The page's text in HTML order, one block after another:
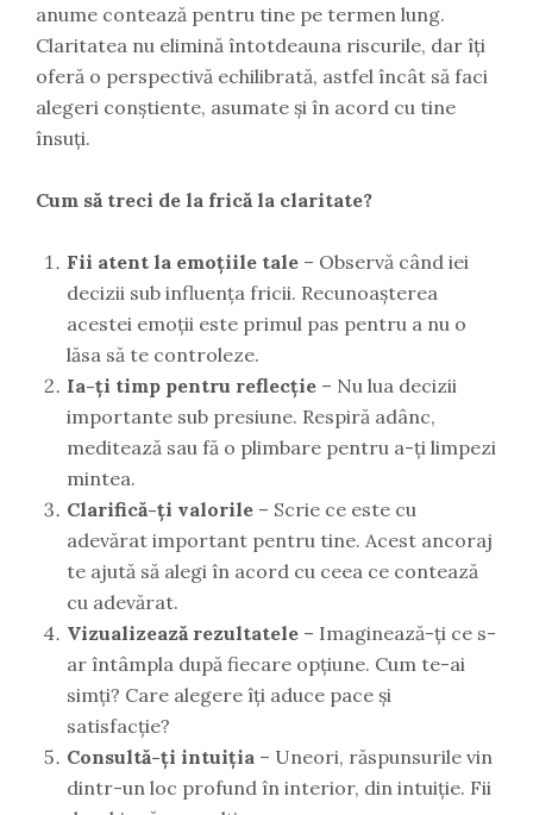
anume contează pentru tine pe termen lung.
Claritatea nu elimină întotdeauna riscurile, dar îți
oferă o perspectivă echilibrată, astfel încât să faci
alegeri conștiente, asumate și în acord cu tine
însuți.
Cum să treci de la frică la claritate?
Fii atent la emoțiile tale – Observă când iei
decizii sub influența fricii. Recunoașterea
acestei emoții este primul pas pentru a nu o
lăsa să te controleze.
Ia-ți timp pentru reflecție – Nu lua decizii
importante sub presiune. Respiră adânc,
meditează sau fă o plimbare pentru a-ți limpezi
mintea.
Clarifică-ți valorile – Scrie ce este cu
adevărat important pentru tine. Acest ancoraj
te ajută să alegi în acord cu ceea ce contează
cu adevărat.
Vizualizează rezultatele – Imaginează-ți ce s-
ar întâmpla după fiecare opțiune. Cum te-ai
simți? Care alegere îți aduce pace și
satisfacție?
Consultă-ți intuiția – Uneori, răspunsurile vin
dintr-un loc profund în interior, din intuiție. Fii